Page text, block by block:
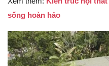
sống hoàn hảo